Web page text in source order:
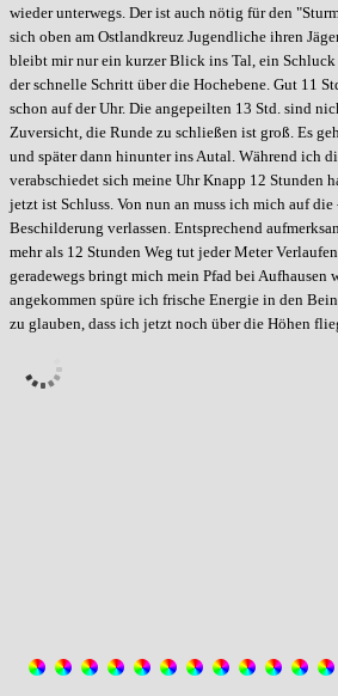
wieder unterwegs. Der ist auch nötig für den
sich oben am Ostlandkreuz Jugendliche ihren
bleibt mir nur ein kurzer Blick ins Tal, ein Schluck
der schnelle Schritt über die Hochebene. Gut 11
schon auf der Uhr. Die angepeilten 13 Std. sind
Zuversicht, die Runde zu schließen ist groß. Es
und später dann hinunter ins Autal. Während ich
verabschiedet sich meine Uhr Knapp 12 Stunden
jetzt ist Schluss. Von nun an muss ich mich auf
Beschilderung verlassen. Entsprechend
mehr als 12 Stunden Weg tut jeder Meter
geradewegs bringt mich mein Pfad bei Aufhausen
angekommen spüre ich frische Energie in den
zu glauben, dass ich jetzt noch über die Höhen